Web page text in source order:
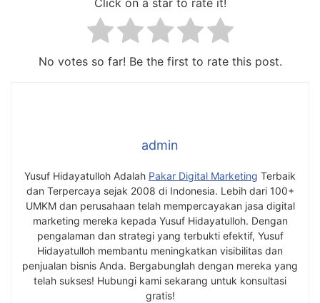
Click on a star to rate it!
No votes so far! Be the first to rate this post.
admin
Yusuf Hidayatulloh Adalah Pakar Digital Marketing Terbaik
dan Terpercaya sejak 2008 di Indonesia. Lebih dari 100+
UMKM dan perusahaan telah mempercayakan jasa digital
marketing mereka kepada Yusuf Hidayatulloh. Dengan
pengalaman dan strategi yang terbukti efektif, Yusuf
Hidayatulloh membantu meningkatkan visibilitas dan
penjualan bisnis Anda. Bergabunglah dengan mereka yang
telah sukses! Hubungi kami sekarang untuk konsultasi
gratis!